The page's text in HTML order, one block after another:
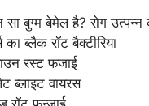
सा बुग्म बेमेल है? रोग
ब्लैक रॉट बैक्टीरिया
रस्ट फजाई
वायरस